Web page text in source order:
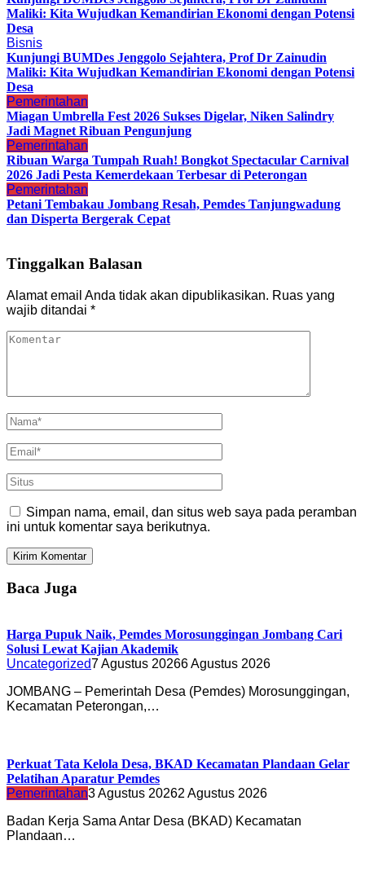
Maliki: Kita Wujudkan Kemandirian Ekonomi dengan Potensi
Desa
Bisnis
Kunjungi BUMDes Jenggolo Sejahtera, Prof Dr Zainudin
Maliki: Kita Wujudkan Kemandirian Ekonomi dengan Potensi
Desa
Pemerintahan
Miagan Umbrella Fest 2026 Sukses Digelar, Niken Salindry
Jadi Magnet Ribuan Pengunjung
Pemerintahan
Ribuan Warga Tumpah Ruah! Bongkot Spectacular Carnival
2026 Jadi Pesta Kemerdekaan Terbesar di Peterongan
Pemerintahan
Petani Tembakau Jombang Resah, Pemdes Tanjungwadung
dan Disperta Bergerak Cepat
Tinggalkan Balasan
Alamat email Anda tidak akan dipublikasikan. Ruas yang
wajib ditandai *
Simpan nama, email, dan situs web saya pada peramban
ini untuk komentar saya berikutnya.
Baca Juga
Harga Pupuk Naik, Pemdes Morosunggingan Jombang Cari
Solusi Lewat Kajian Akademik
Uncategorized7 Agustus 20266 Agustus 2026
JOMBANG – Pemerintah Desa (Pemdes) Morosunggingan,
Kecamatan Peterongan,…
Perkuat Tata Kelola Desa, BKAD Kecamatan Plandaan Gelar
Pelatihan Aparatur Pemdes
Pemerintahan3 Agustus 20262 Agustus 2026
Badan Kerja Sama Antar Desa (BKAD) Kecamatan
Plandaan…